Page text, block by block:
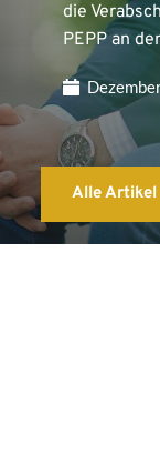
die
PEPP an
Alle Artikel